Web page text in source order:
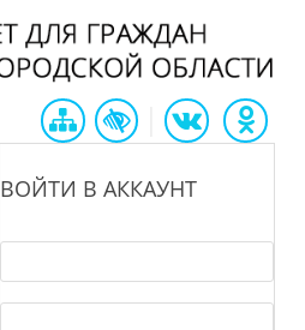
ВОЙТИ В АККАУНТ